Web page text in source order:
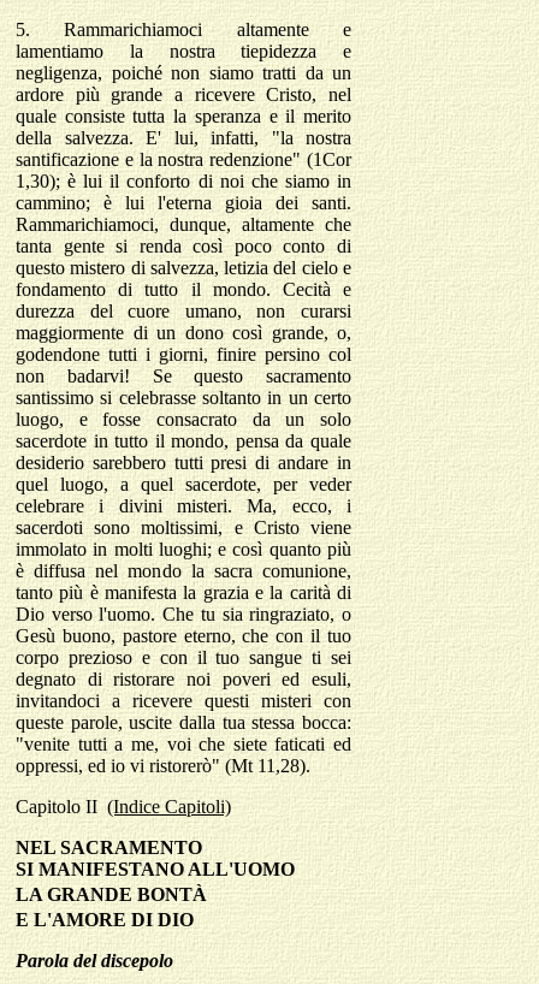
5. Rammarichiamoci altamente e
lamentiamo la nostra tiepidezza e
negligenza, poiché non siamo tratti da un
ardore più grande a ricevere Cristo, nel
quale consiste tutta la speranza e il merito
della salvezza. E' lui, infatti, "la nostra
santificazione e la nostra redenzione" (1Cor
1,30); è lui il conforto di noi che siamo in
cammino; è lui l'eterna gioia dei santi.
Rammarichiamoci, dunque, altamente che
tanta gente si renda così poco conto di
questo mistero di salvezza, letizia del cielo e
fondamento di tutto il mondo. Cecità e
durezza del cuore umano, non curarsi
maggiormente di un dono così grande, o,
godendone tutti i giorni, finire persino col
non badarvi! Se questo sacramento
santissimo si celebrasse soltanto in un certo
luogo, e fosse consacrato da un solo
sacerdote in tutto il mondo, pensa da quale
desiderio sarebbero tutti presi di andare in
quel luogo, a quel sacerdote, per veder
celebrare i divini misteri. Ma, ecco, i
sacerdoti sono moltissimi, e Cristo viene
immolato in molti luoghi; e così quanto più
è diffusa nel mondo la sacra comunione,
tanto più è manifesta la grazia e la carità di
Dio verso l'uomo. Che tu sia ringraziato, o
Gesù buono, pastore eterno, che con il tuo
corpo prezioso e con il tuo sangue ti sei
degnato di ristorare noi poveri ed esuli,
invitandoci a ricevere questi misteri con
queste parole, uscite dalla tua stessa bocca:
"venite tutti a me, voi che siete faticati ed
oppressi, ed io vi ristorerò" (Mt 11,28).
CapitoloII (Indice Capitoli)
NEL SACRAMENTO
SI MANIFESTANO ALL'UOMO
LA GRANDE BONTÀ
E L'AMORE DI DIO
Parola del discepolo